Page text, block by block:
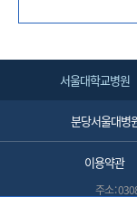
서울대학교병원
분당서울대병
이용약관
주소 :